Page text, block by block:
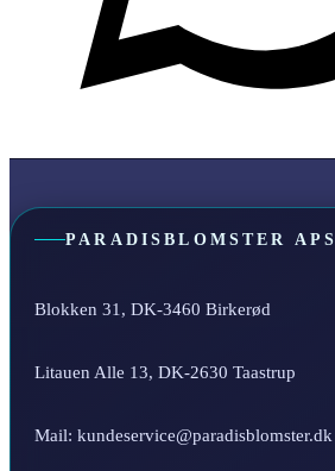
PARADISBLOMSTER APS
Blokken 31, DK-3460 Birkerød
Litauen Alle 13, DK-2630 Taastrup
Mail: kundeservice@paradisblomster.dk